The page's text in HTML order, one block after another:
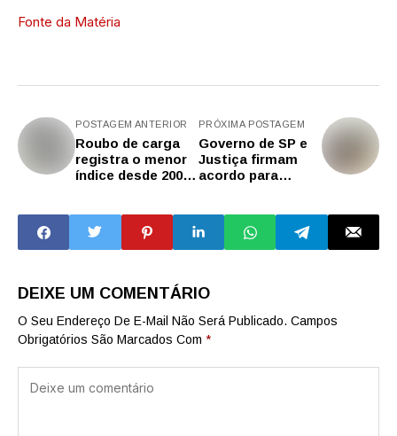
Fonte da Matéria
POSTAGEM ANTERIOR
Roubo de carga
registra o menor
índice desde 2001
PRÓXIMA POSTAGEM
Governo de SP e
Justiça firmam
acordo para
bens apreendidos
do crime
organizado
DEIXE UM COMENTÁRIO
O Seu Endereço De E-Mail Não Será Publicado. Campos
Obrigatórios São Marcados Com *